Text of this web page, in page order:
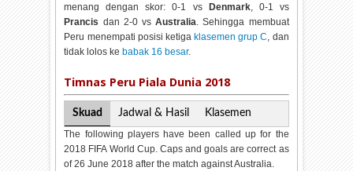
menang dengan skor: 0-1 vs
Denmark, 0-1 vs
Prancis dan 2-0 vsAustralia. Sehingga membuat
Peru menempati posisi ketiga klasemen grup C, dan
tidak lolos ke babak 16 besar.
Timnas Peru Piala Dunia 2018
Skuad Jadwal & Hasil
Klasemen
The following players have been called up for the
2018 FIFA World Cup. Caps and goals are correct as
of 26 June 2018 after the match against Australia.